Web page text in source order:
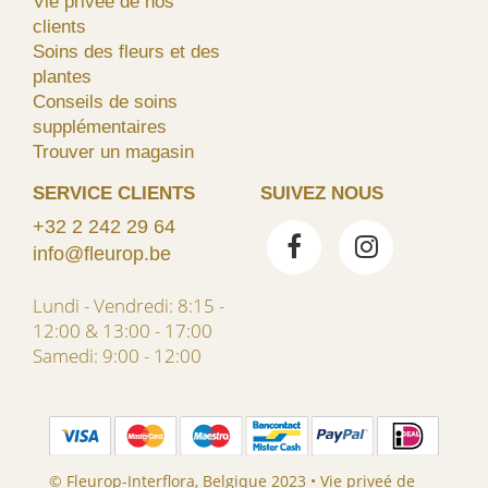
clients
Soins des fleurs et des
plantes
Conseils de soins
supplémentaires
Trouver un magasin
SERVICE CLIENTS
+32 2 242 29 64
info@fleurop.be
Lundi - Vendredi: 8:15 -
12:00 & 13:00 - 17:00
Samedi: 9:00 - 12:00
SUIVEZ NOUS
© Fleurop-Interflora, Belgique 2023 • Vie priveé de